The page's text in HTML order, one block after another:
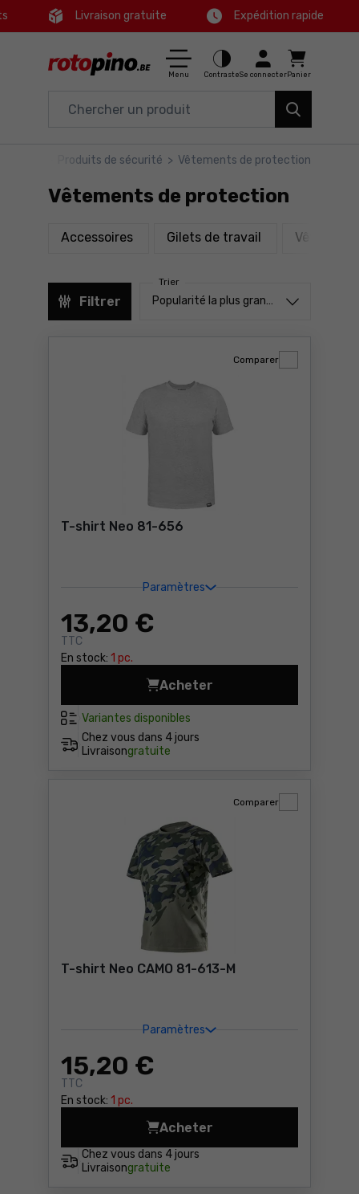
Ctrl M
Menu principal
Filtres
Produits
Pied de page
Livraison gratuite Expédition rapide
Menu ContrasteSe connecter Panier
Maison & Jardin
Produits de sécurité > Vêtements de protection
Vêtements de protection
Accessoires produitsGilets de travail produits
Filtrer
Trier
Trier à partir de
Popularité la plus grande
T-shirt Neo 81-656
Paramètres
13,20 €
TTC
En stock: 1 pc.
Comparer
Variantes disponibles
Chez vous dans 4 jours
Livraisongratuite
Acheter
T-shirt Neo 81-656 Prix
T-shirt Neo CAMO 81-613-M
Paramètres
15,20 €
TTC
En stock: 1 pc.
Comparer
Chez vous dans 4 jours
Livraisongratuite
Acheter
T-shirt Neo CAMO 81-613-